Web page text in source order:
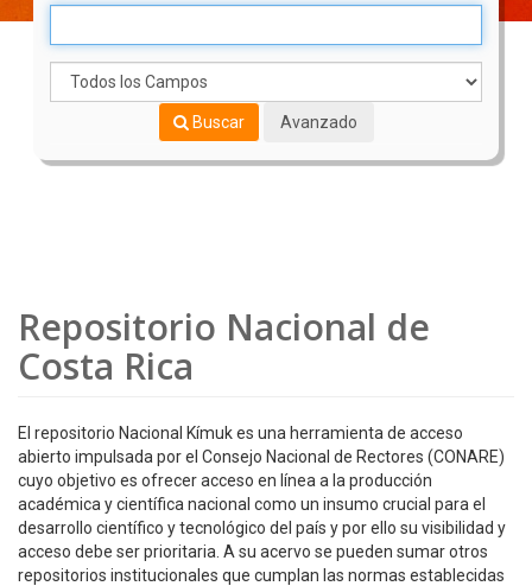
Buscar Avanzado
Repositorio Nacional de
Costa Rica
El repositorio Nacional Kímuk es una herramienta de acceso
abierto impulsada por el Consejo Nacional de Rectores (CONARE)
cuyo objetivo es ofrecer acceso en línea a la producción
académica y científica nacional como un insumo crucial para el
desarrollo científico y tecnológico del país y por ello su visibilidad y
acceso debe ser prioritaria. A su acervo se pueden sumar otros
repositorios institucionales que cumplan las normas establecidas